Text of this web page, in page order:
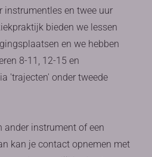
instrumentles en twee uur
bieden we lessen
en we hebben
8-11, 12-15 en
'trajecten' onder tweede
ander instrument of een
kan je contact opnemen met